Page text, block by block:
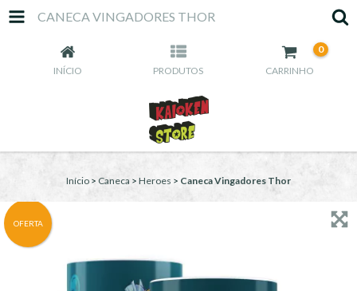
CANECA VINGADORES THOR
INÍCIO PRODUTOS CARRINHO
0
Início > Caneca > Heroes > Caneca Vingadores Thor
OFERTA